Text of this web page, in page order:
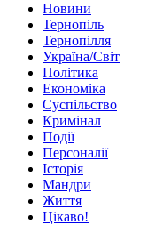
Новини
Тернопіль
Тернопілля
Україна/Світ
Політика
Економіка
Суспільство
Кримінал
Події
Персоналії
Історія
Мандри
Життя
Цікаво!